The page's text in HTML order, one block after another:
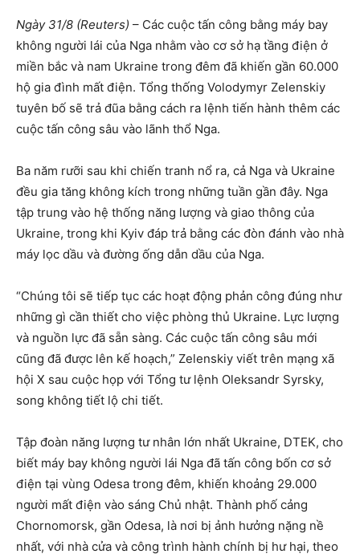
Ngày 31/8 (Reuters) – Các cuộc tấn công bằng máy bay
không người lái của Nga nhằm vào cơ sở hạ tầng điện ở
miền bắc và nam Ukraine trong đêm đã khiến gần 60.000
hộ gia đình mất điện. Tổng thống Volodymyr Zelenskiy
tuyên bố sẽ trả đũa bằng cách ra lệnh tiến hành thêm các
cuộc tấn công sâu vào lãnh thổ Nga.
Ba năm rưỡi sau khi chiến tranh nổ ra, cả Nga và Ukraine
đều gia tăng không kích trong những tuần gần đây. Nga
tập trung vào hệ thống năng lượng và giao thông của
Ukraine, trong khi Kyiv đáp trả bằng các đòn đánh vào nhà
máy lọc dầu và đường ống dẫn dầu của Nga.
“Chúng tôi sẽ tiếp tục các hoạt động phản công đúng như
những gì cần thiết cho việc phòng thủ Ukraine. Lực lượng
và nguồn lực đã sẵn sàng. Các cuộc tấn công sâu mới
cũng đã được lên kế hoạch,” Zelenskiy viết trên mạng xã
hội X sau cuộc họp với Tổng tư lệnh Oleksandr Syrsky,
song không tiết lộ chi tiết.
Tập đoàn năng lượng tư nhân lớn nhất Ukraine, DTEK, cho
biết máy bay không người lái Nga đã tấn công bốn cơ sở
điện tại vùng Odesa trong đêm, khiến khoảng 29.000
người mất điện vào sáng Chủ nhật. Thành phố cảng
Chornomorsk, gần Odesa, là nơi bị ảnh hưởng nặng nề
nhất, với nhà cửa và công trình hành chính bị hư hại, theo